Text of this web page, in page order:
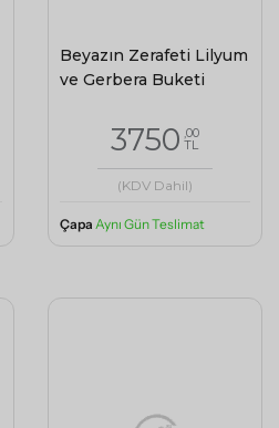
Beyazın Zerafeti Lilyum
ve Gerbera Buketi
3750 ,00
TL
(KDV Dahil)
Çapa Aynı Gün Teslimat